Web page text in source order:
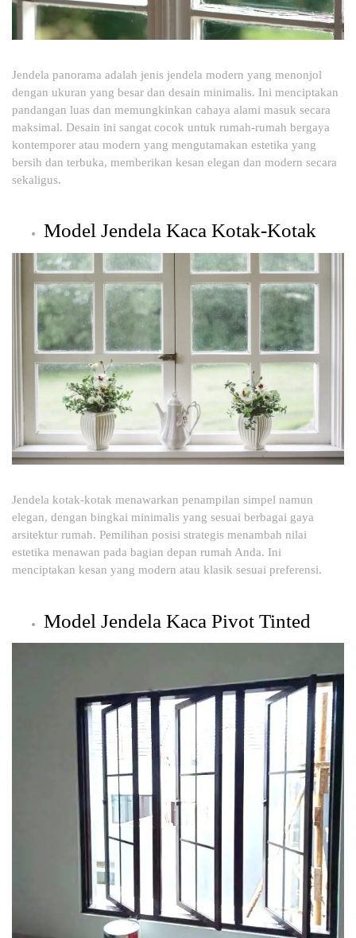
Jendela panorama adalah jenis jendela modern yang menonjol
dengan ukuran yang besar dan desain minimalis. Ini menciptakan
pandangan luas dan memungkinkan cahaya alami masuk secara
maksimal. Desain ini sangat cocok untuk rumah-rumah bergaya
kontemporer atau modern yang mengutamakan estetika yang
bersih dan terbuka, memberikan kesan elegan dan modern secara
sekaligus.
Model Jendela Kaca Kotak-Kotak
Jendela kotak-kotak menawarkan penampilan simpel namun
elegan, dengan bingkai minimalis yang sesuai berbagai gaya
arsitektur rumah. Pemilihan posisi strategis menambah nilai
estetika menawan pada bagian depan rumah Anda. Ini
menciptakan kesan yang modern atau klasik sesuai preferensi.
Model Jendela Kaca Pivot Tinted